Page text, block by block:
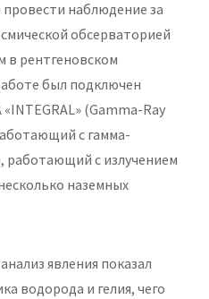
наблюдение за
обсерваторией
в рентгеновском
был подключен
(Gamma-Ray
с гамма-
работающий с излучением
наземных
явления показал
водорода и гелия, чего